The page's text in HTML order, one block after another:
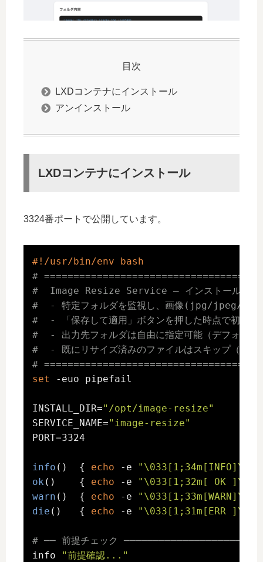
目次
LXDコンテナにインストール
アンインストール
LXDコンテナにインストール
3324番ポートで公開しています。
#!/usr/bin/env bash
#
#  Image Resize Service — インストールスク
#  - 特定フォルダを監視し、画像(jpg/jpeg/png)
#  - 「保存して適用」ボタンを押した時点で初めて
#  - 出力先フォルダは自由に指定可能（デフ
#  - 既にリサイズ済みのファイルはスキップ（重複
#
set
-euo pipefail
INSTALL_DIR="/opt/image-resize"
SERVICE_NAME="image-resize"
PORT=3324
info ()  { echo -e
ok ()    { echo -e
"\033[1;32m[ OK
warn ()  { echo -e
die ()   { echo -e "\033[1;31m[ERR
# ── 前提チェック
info
"前提確認..."